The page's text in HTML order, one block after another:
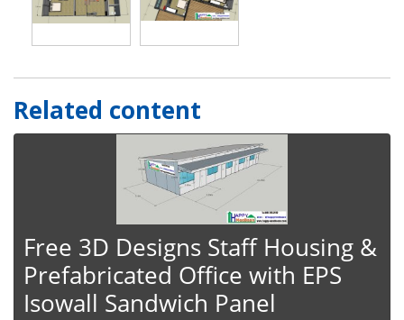
Related content
Free 3D Designs Staff Housing &
Prefabricated Office with EPS
Isowall Sandwich Panel